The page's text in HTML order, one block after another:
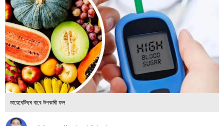
প্ৰযুক্তি
Videos
ডায়েবেটিছৰ বাবে উপকাৰী ফল